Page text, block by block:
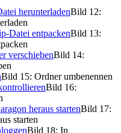
Bild 12:
Bild 13:
Bild 14:
Bild 15: Ordner umbenennen
Bild 16:
Bild 17:
starten
Bild 18: In